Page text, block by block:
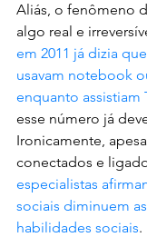
Aliás, o fenômeno
algo real e
em 2011 já dizia
usavam notebook
enquanto assistiam
esse número já
Ironicamente,
conectados e
especialistas
sociais diminuem
habilidades sociais.